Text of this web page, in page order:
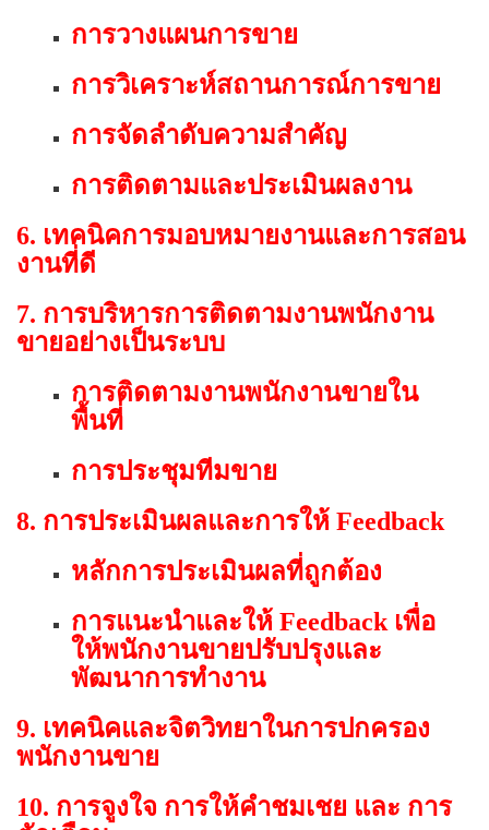
การวางแผนการขาย
การวิเคราะห์สถานการณ์การขาย
การจัดลำดับความสำคัญ
การติดตามและประเมินผลงาน
6. เทคนิคการมอบหมายงานและการสอน
งานที่ดี
7. การบริหารการติดตามงานพนักงาน
ขายอย่างเป็นระบบ
การติดตามงานพนักงานขายใน
พื้นที่
การประชุมทีมขาย
8. การประเมินผลและการให้ Feedback
หลักการประเมินผลที่ถูกต้อง
การแนะนำและให้ Feedback เพื่อ
ให้พนักงานขายปรับปรุงและ
พัฒนาการทำงาน
9. เทคนิคและจิตวิทยาในการปกครอง
พนักงานขาย
10. การจูงใจ การให้คำชมเชย และ การ